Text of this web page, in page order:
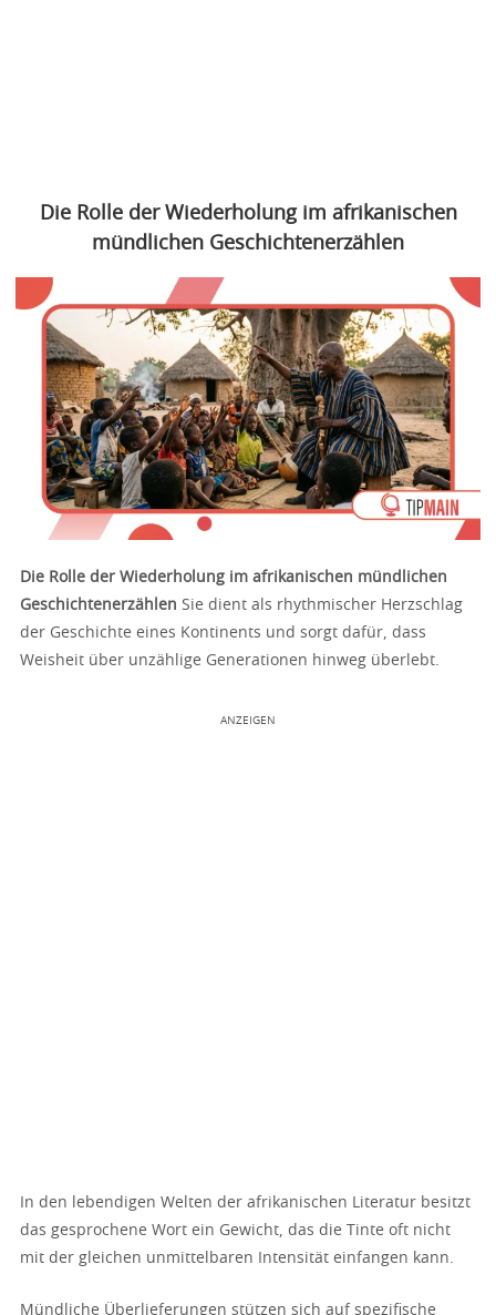
Die Rolle der Wiederholung im afrikanischen
mündlichen Geschichtenerzählen
Die Rolle der Wiederholung im afrikanischen mündlichen
Geschichtenerzählen Sie dient als rhythmischer Herzschlag
der Geschichte eines Kontinents und sorgt dafür, dass
Weisheit über unzählige Generationen hinweg überlebt.
ANZEIGEN
In den lebendigen Welten der afrikanischen Literatur besitzt
das gesprochene Wort ein Gewicht, das die Tinte oft nicht
mit der gleichen unmittelbaren Intensität einfangen kann.
Mündliche Überlieferungen stützen sich auf spezifische